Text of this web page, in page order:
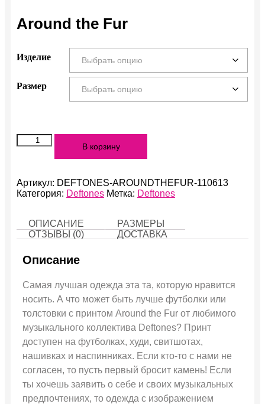
Around the Fur
Изделие
Размер
Количество
Around
В корзину
Артикул: DEFTONES-AROUNDTHEFUR-110613
Категория: Deftones Метка: Deftones
ОПИСАНИЕ
РАЗМЕРЫ
ОТЗЫВЫ (0)
ДОСТАВКА
Описание
Самая лучшая одежда эта та, которую нравится
носить. А что может быть лучше футболки или
толстовки с принтом Around the Fur от любимого
музыкального коллектива Deftones? Принт
доступен на футболках, худи, свитшотах,
нашивках и наспинниках. Если кто-то с нами не
согласен, то пусть первый бросит камень! Если
ты хочешь заявить о себе и своих музыкальных
предпочтениях, то одежда с изображением